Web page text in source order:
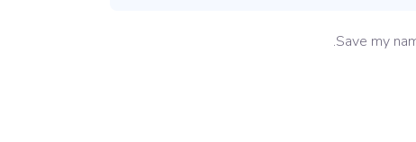
Save my